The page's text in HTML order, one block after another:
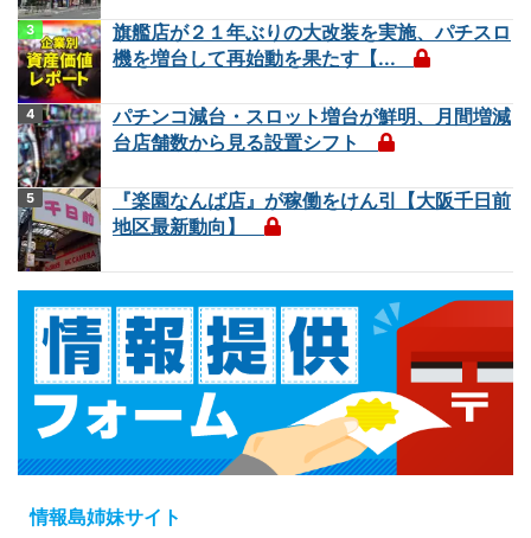
旗艦店が２１年ぶりの大改装を実施、パチスロ
機を増台して再始動を果たす【...
パチンコ減台・スロット増台が鮮明、月間増減
台店舗数から見る設置シフト
『楽園なんば店』が稼働をけん引【大阪千日前
地区最新動向】
情報島姉妹サイト